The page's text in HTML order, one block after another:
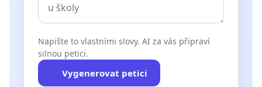
Napište to vlastními slovy. AI za vás připraví
silnou petici.
Vygenerovat petici